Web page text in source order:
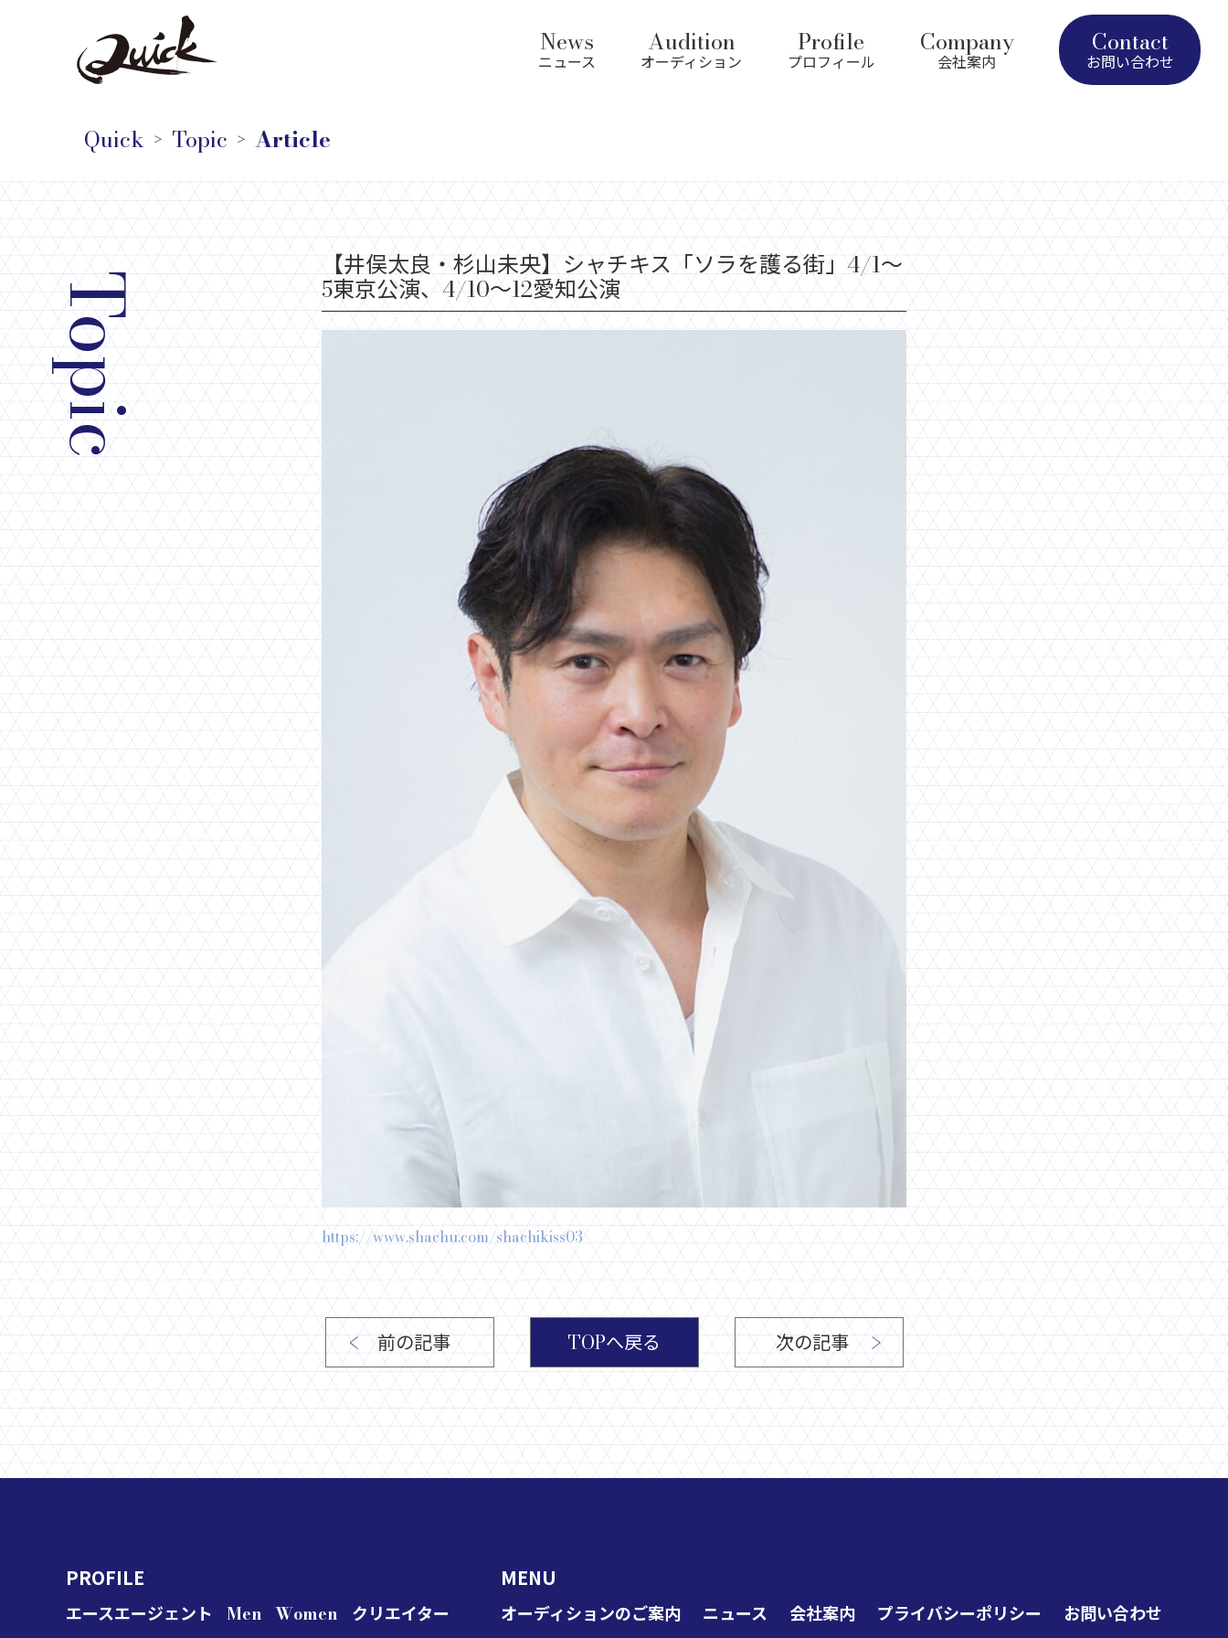
News
ニュース
Audition
オーディション
Profile
プロフィール
Company
会社案内
Contact
お問い合わせ
Quick ＞ Topic ＞ Article
Topic
【井俣太良・杉山未央】シャチキス「ソラを護る街」4/1～
5東京公演、4/10～12愛知公演
https://www.shachu.com/shachikiss03
前の記事 TOPへ戻る 次の記事
PROFILE
エースエージェント Men Women クリエイター
MENU
オーディションのご案内 ニュース 会社案内 プライバシーポリシー お問い合わせ